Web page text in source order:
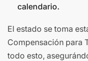
calendario.
El estado se toma
Compensación para
todo esto,